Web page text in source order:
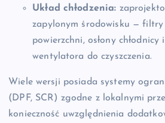
Układ chłodzenia:
zapylonym środowisku —
powierzchni, osłony
wentylatora do czyszczenia.
Wiele wersji posiada systemy
(DPF, SCR) zgodne z lokalnymi
konieczność uwzględnienia